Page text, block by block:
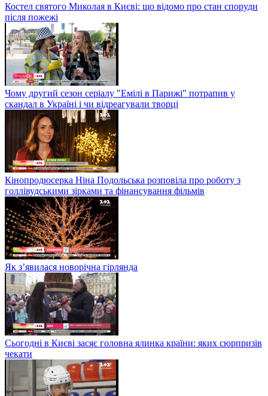
Костел святого Миколая в Києві: що відомо про стан споруди
після пожежі
Чому другий сезон серіалу "Емілі в Парижі" потрапив у
скандал в Україні і чи відреагували творці
Кінопродюсерка Ніна Подольська розповіла про роботу з
голлівудськими зірками та фінансування фільмів
Як з’явилася новорічна гірлянда
Сьогодні в Києві засяє головна ялинка країни: яких сюрпризів
чекати